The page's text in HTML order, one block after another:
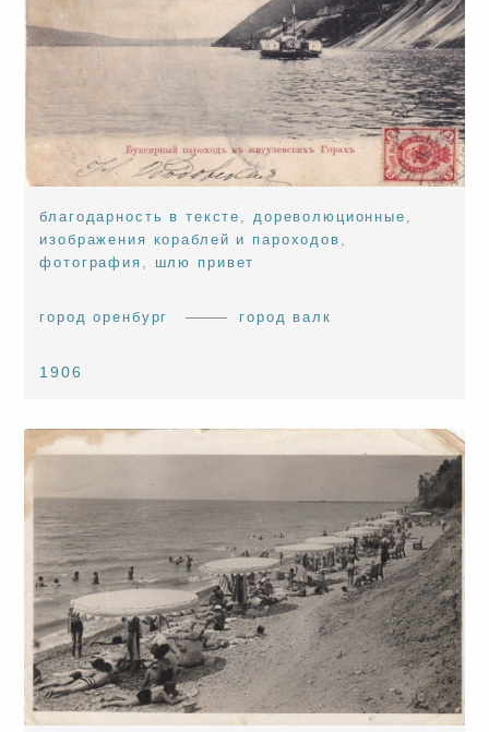
благодарность в тексте дореволюционные
изображения кораблей и пароходов
фотография
шлю привет
город оренбург город валк
1906